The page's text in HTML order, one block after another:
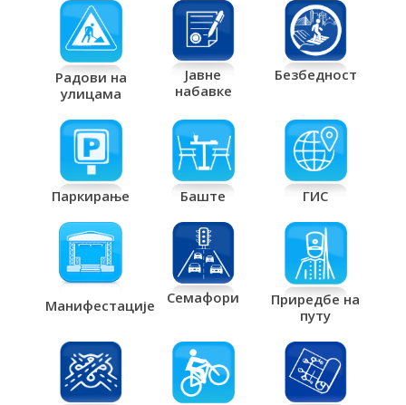
Радови на
улицама
Јавне
набавке
Безбедност
Паркирање Баште ГИС
Манифестације Семафори
Приредбе на
путу